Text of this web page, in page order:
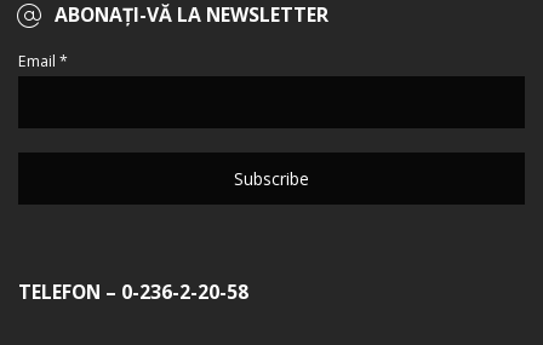
ABONAȚI-VĂ LA NEWSLETTER
Email *
TELEFON – 0-236-2-20-58